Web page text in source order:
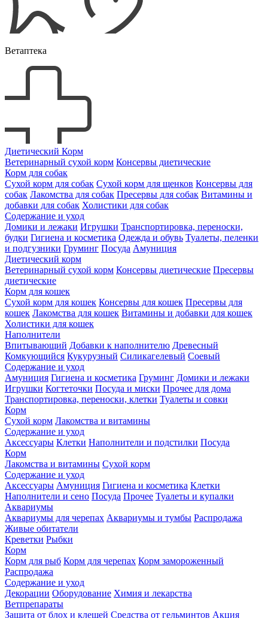
Ветаптека
Диетический Корм
Ветеринарный сухой корм Консервы диетические
Корм для собак
Сухой корм для собак Сухой корм для щенков Консервы для
собак Лакомства для собак Пресервы для собак Витамины и
добавки для собак Холистики для собак
Содержание и уход
Домики и лежаки Игрушки Транспортировка, переноски,
будки Гигиена и косметика Одежда и обувь Туалеты, пеленки
и подгузники Груминг Посуда Амуниция
Диетический корм
Ветеринарный сухой корм Консервы диетические Пресервы
диетические
Корм для кошек
Сухой корм для кошек Консервы для кошек Пресервы для
кошек Лакомства для кошек Витамины и добавки для кошек
Холистики для кошек
Наполнители
Впитывающий Добавки к наполнителю Древесный
Комкующийся Кукурузный Силикагелевый Соевый
Содержание и уход
Амуниция Гигиена и косметика Груминг Домики и лежаки
Игрушки Когтеточки Посуда и миски Прочее для дома
Транспортировка, переноски, клетки Туалеты и совки
Корм
Сухой корм Лакомства и витамины
Содержание и уход
Аксессуары Клетки Наполнители и подстилки Посуда
Корм
Лакомства и витамины Сухой корм
Содержание и уход
Аксессуары Амуниция Гигиена и косметика Клетки
Наполнители и сено Посуда Прочее Туалеты и купалки
Аквариумы
Аквариумы для черепах Аквариумы и тумбы Распродажа
Живые обитатели
Креветки Рыбки
Корм
Корм для рыб Корм для черепах Корм замороженный
Распродажа
Содержание и уход
Декорации Оборудование Химия и лекарства
Ветпрепараты
Защита от блох и клещей Средства от гельминтов Акция